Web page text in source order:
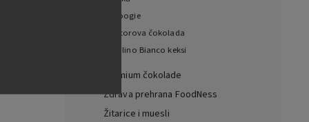
Woogie
Witorova čokolada
Mulino Bianco keksi
Premium čokolade
Zdrava prehrana FoodNess
Žitarice i muesli